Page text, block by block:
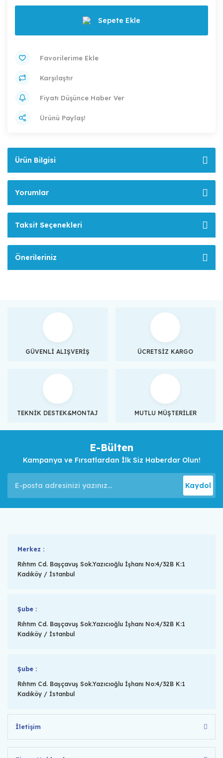
Sepete Ekle
Karşılaştır
Fiyatı Düşünce Haber Ver
Ürünü Paylaş!
Ürün Bilgisi
Yorumlar
Taksit Seçenekleri
Önerileriniz
GÜVENLİ ALIŞVERİŞ ÜCRETSİZ KARGO
TEKNİK DESTEK&MONTAJ MUTLU MÜŞTERİLER
E-Bülten
Kampanya ve Fırsatlardan İlk Siz Haberdar Olun!
Kaydol
Merkez :
Rıhtım Cd. Başçavuş Sok.Yazıcıoğlu İşhanı No:4/32B K:1
Kadıköy / İstanbul
Şube :
Rıhtım Cd. Başçavuş Sok.Yazıcıoğlu İşhanı No:4/32B K:1
Kadıköy / İstanbul
Şube :
Rıhtım Cd. Başçavuş Sok.Yazıcıoğlu İşhanı No:4/32B K:1
Kadıköy / İstanbul
İletişim